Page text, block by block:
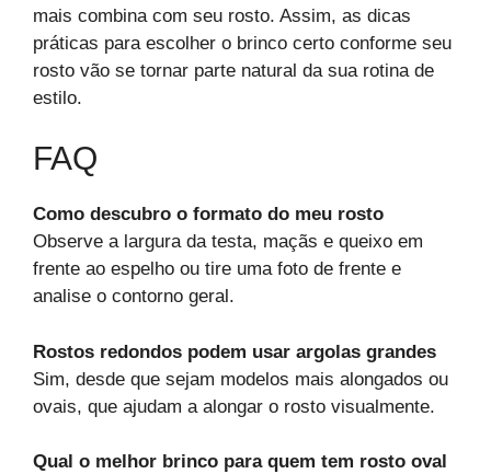
mais combina com seu rosto. Assim, as dicas
práticas para escolher o brinco certo conforme seu
rosto vão se tornar parte natural da sua rotina de
estilo.
FAQ
Como descubro o formato do meu rosto
Observe a largura da testa, maçãs e queixo em
frente ao espelho ou tire uma foto de frente e
analise o contorno geral.
Rostos redondos podem usar argolas grandes
Sim, desde que sejam modelos mais alongados ou
ovais, que ajudam a alongar o rosto visualmente.
Qual o melhor brinco para quem tem rosto oval